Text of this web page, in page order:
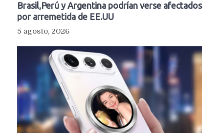
Brasil,Perú y Argentina podrían verse afectados
por arremetida de EE.UU
5 agosto, 2026